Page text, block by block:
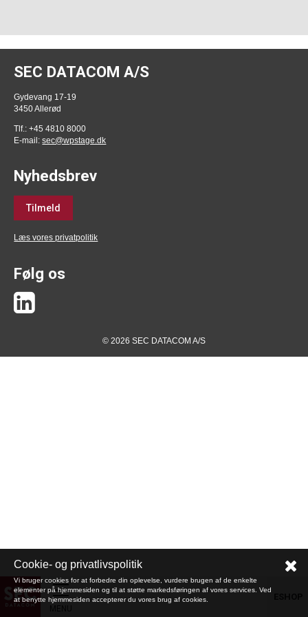
SEC DATACOM A/S
Gydevang 17-19
3450 Allerød
Tlf.: +45 4810 8000
E-mail:sec@wpstage.dk
Nyhedsbrev
Tilmeld
Læs vores privatpolitik
Følg os
© 2026 SEC DATACOM A/S
Cookie- og privatlivspolitik
Vi bruger cookies for at forbedre din oplevelse, vurdere brugen af de enkelte
elementer på hjemmesiden og til at støtte markedsføringen af vores services. Ved
at benytte hjemmesiden accepterer du vores brug af cookies.